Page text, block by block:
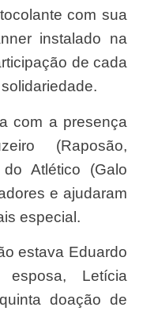
com sua
instalado na
de cada
(Raposão,
Atlético (Galo
e ajudaram
especial.
esposa, Letícia
doação de